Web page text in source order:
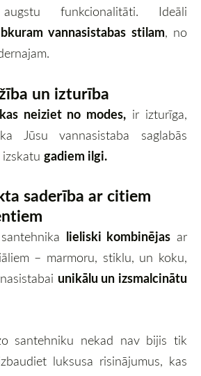
funkcionalitāti. Ideāli
vannasistabas stilam, no
un izturība
kas neiziet no modes, ir izturīga,
Jūsu vannasistaba saglabās
gadiem ilgi.
saderība ar citiem
lieliski kombinējas ar
– marmoru, stiklu, un koku,
unikālu un izsmalcinātu
santehniku nekad nav bijis tik
luksusa risinājumus, kas